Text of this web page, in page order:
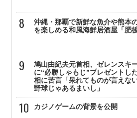
沖縄・那覇で新鮮な魚介や熊本
を楽しめる和風海鮮居酒屋「肥後
鳩山由紀夫元首相、ゼレンスキ
に“必勝しゃもじ”プレゼントし
相に苦言「呆れてものが言えな
野球じゃあるまいし」
カジノゲームの背景を公開